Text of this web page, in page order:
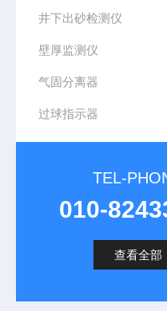
井下出砂检测仪
壁厚监测仪
气固分离器
过球指示器
TEL-
010-
查看全部